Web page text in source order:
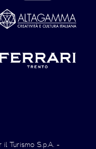
Turismo S.p.A. -